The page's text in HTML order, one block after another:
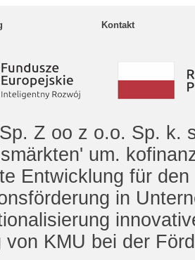
Kontakt
Z oo z o.o. Sp. k.
um.
Entwicklung für
in
von KMU bei der